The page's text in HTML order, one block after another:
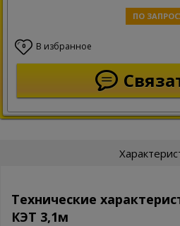
ПО
0 В избранное
Технические
КЭТ 3,1м